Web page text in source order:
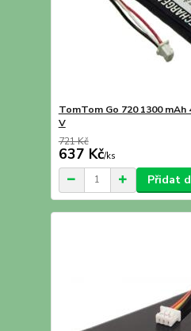
TomTom Go 720 1300
V
721 Kč
637 Kč/ks
Přidat